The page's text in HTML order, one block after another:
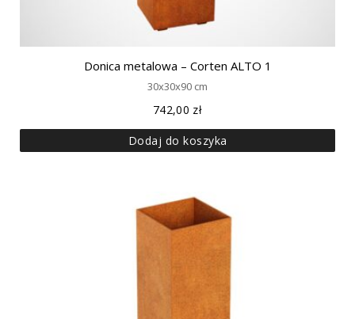
Donica metalowa – Corten ALTO 1
30x30x90 cm
742,00 zł
Dodaj do koszyka